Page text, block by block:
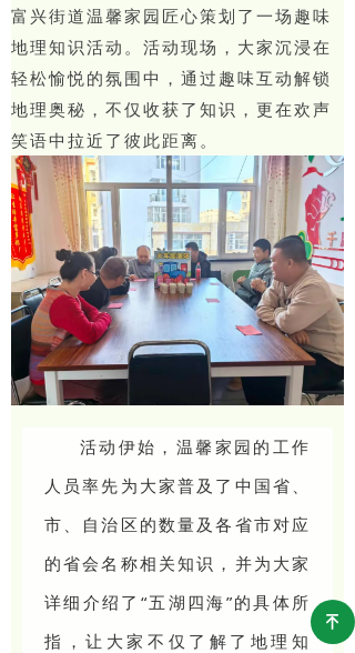
富兴街道温馨家园匠心策划了一场趣味
地理知识活动。活动现场，大家沉浸在
轻松愉悦的氛围中，通过趣味互动解锁
地理奥秘，不仅收获了知识，更在欢声
笑语中拉近了彼此距离。
活动伊始，温馨家园的工作
人员率先为大家普及了中国省、
市、自治区的数量及各省市对应
的省会名称相关知识，并为大家
详细介绍了“五湖四海”的具体所
指，让大家不仅了解了地理知
녠